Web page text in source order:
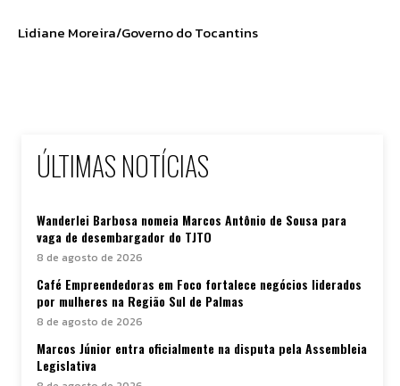
Lidiane Moreira/Governo do Tocantins
ÚLTIMAS NOTÍCIAS
Wanderlei Barbosa nomeia Marcos Antônio de Sousa para
vaga de desembargador do TJTO
8 de agosto de 2026
Café Empreendedoras em Foco fortalece negócios liderados
por mulheres na Região Sul de Palmas
8 de agosto de 2026
Marcos Júnior entra oficialmente na disputa pela Assembleia
Legislativa